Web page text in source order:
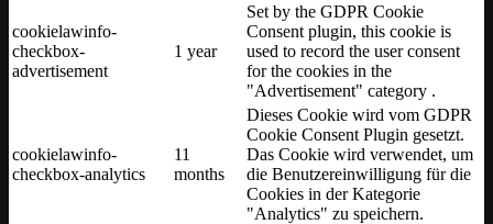
cookielawinfo-
checkbox-
advertisement
1 year
Set by the GDPR Cookie
Consent plugin, this cookie is
used to record the user consent
for the cookies in the
"Advertisement" category .
cookielawinfo-
checkbox-analytics
11
months
Dieses Cookie wird vom GDPR
Cookie Consent Plugin gesetzt.
Das Cookie wird verwendet, um
die Benutzereinwilligung für die
Cookies in der Kategorie
"Analytics" zu speichern.